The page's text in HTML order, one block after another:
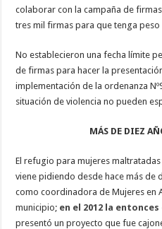
colaborar con la campaña de
tres mil firmas para que tenga peso
No establecieron una fecha límite
de firmas para hacer la
implementación de la ordenanza
situación de violencia no pueden
MÁS DE DIEZ
El refugio para mujeres
viene pidiendo desde hace más de
como coordinadora de Mujeres en
municipio; en el 2012 la
presentó un proyecto que fue